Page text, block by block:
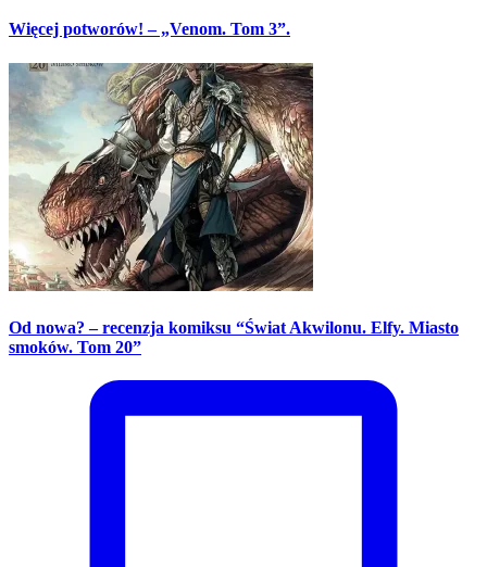
Więcej potworów! – „Venom. Tom 3”.
Od nowa? – recenzja komiksu “Świat Akwilonu. Elfy. Miasto
smoków. Tom 20”